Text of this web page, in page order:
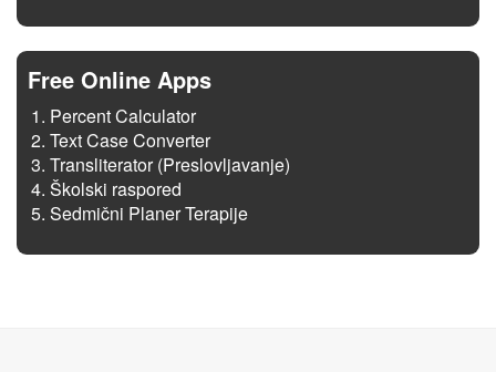
Free Online Apps
Percent Calculator
Text Case Converter
Transliterator (Preslovljavanje)
Školski raspored
Sedmični Planer Terapije